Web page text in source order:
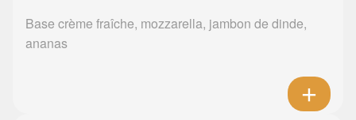
Base crème fraîche, mozzarella, jambon de dinde,
ananas